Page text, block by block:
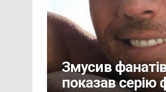
Змусив
показав серію